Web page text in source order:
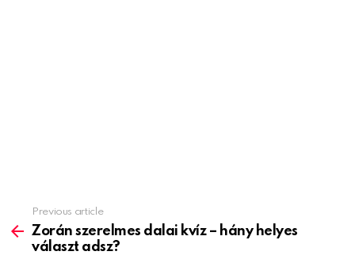
more
Previous article
Zorán szerelmes dalai kvíz – hány helyes
választ adsz?